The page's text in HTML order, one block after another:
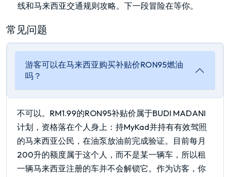
线和马来西亚交通规则攻略。下一段冒险在等你。
常见问题
游客可以在马来西亚购买补贴价RON95燃油
吗？
不可以。RM1.99的RON95补贴价属于BUDI MADANI
计划，资格落在个人身上：持MyKad并持有有效驾照
的马来西亚公民，在油泵放油前完成验证。目前每月
200升的额度属于这个人，而不是某一辆车，所以租
一辆马来西亚注册的车并不会解锁它。作为访客，你